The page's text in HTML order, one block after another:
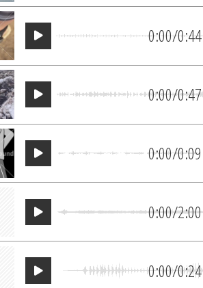
0:00/0:44
0:00/0:47
0:00/0:09
0:00/2:00
0:00/0:24